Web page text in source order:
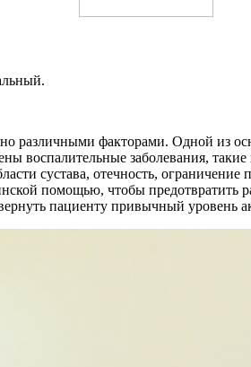
различными факторами. Одной из
воспалительные заболевания,
сустава, отечность,
помощью, чтобы предотвратить
пациенту привычный уровень